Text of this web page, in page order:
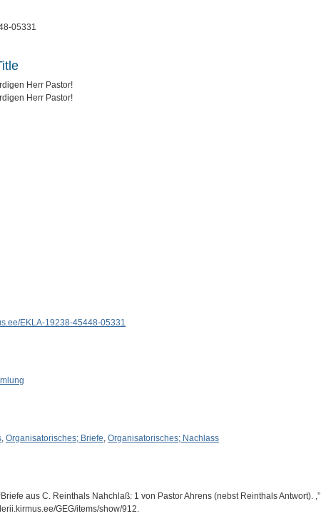
05331
Herr Pastor!
Herr Pastor!
EKLA-19238-45448-05331
, Organisatorisches; Briefe, Organisatorisches; Nachlass
aus C. Reinthals Nahchlaß: 1 von Pastor Ahrens (nebst Reinthals Antwort). ,”
GEG/items/show/912.